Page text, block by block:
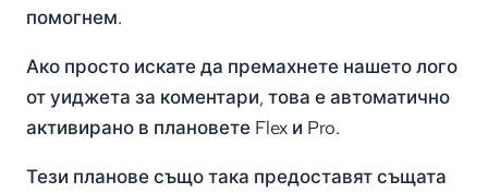
помогнем.
Ако просто искате да премахнете нашето лого
от уиджета за коментари, това е автоматично
активирано в плановете Flex и Pro.
Тези планове също така предоставят същата